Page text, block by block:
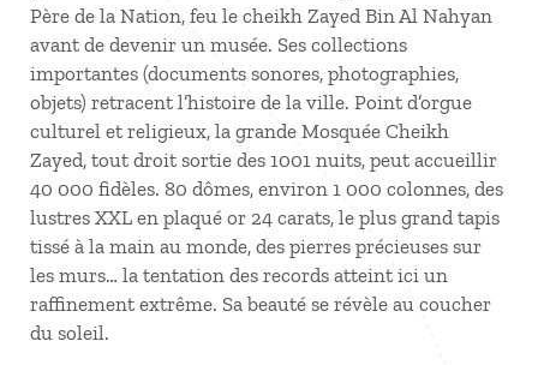
Père de la Nation, feu le cheikh Zayed Bin Al Nahyan
avant de devenir un musée. Ses collections
importantes (documents sonores, photographies,
objets) retracent l’histoire de la ville. Point d’orgue
culturel et religieux, la grande Mosquée Cheikh
Zayed, tout droit sortie des 1001 nuits, peut accueillir
40 000 fidèles. 80 dômes, environ 1 000 colonnes, des
lustres XXL en plaqué or 24 carats, le plus grand tapis
tissé à la main au monde, des pierres précieuses sur
les murs… la tentation des records atteint ici un
raffinement extrême. Sa beauté se révèle au coucher
du soleil.